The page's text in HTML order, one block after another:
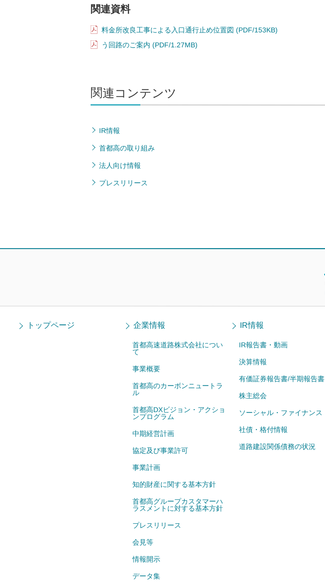
関連資料
料金所改良工事による入口通行止め位置図 (PDF/153KB)
う回路のご案内 (PDF/1.27MB)
関連コンテンツ
IR情報
首都高の取り組み
法人向け情報
プレスリリース
トップページ 企業情報
首都高速道路株式会社につい
て
事業概要
首都高のカーボンニュートラ
ル
首都高DXビジョン・アクショ
ンプログラム
中期経営計画
協定及び事業許可
事業計画
知的財産に関する基本方針
首都高グループカスタマーハ
ラスメントに対する基本方針
プレスリリース
会見等
情報開示
データ集
IR情報
IR報告書・動画
決算情報
有価証券報告書/半期報告書
株主総会
ソーシャル・ファイナンス
社債・格付情報
道路建設関係債務の状況